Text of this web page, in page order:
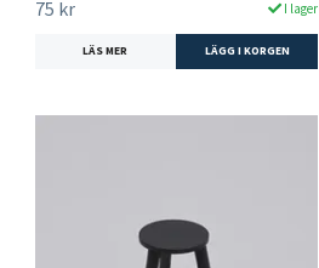
75 kr I lager
LÄS MER LÄGG I KORGEN